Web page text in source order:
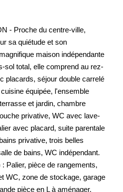
- Proche du centre-ville,
sa quiétude et son
maison indépendante
sol total, elle comprend au rez-
placards, séjour double carrelé
équipée, l'ensemble
et jardin, chambre
privative, WC avec lave-
avec placard, suite parentale
privative, trois belles
de bains, WC indépendant.
Palier, pièce de rangements,
WC, zone de stockage, garage
pièce en L à aménager.